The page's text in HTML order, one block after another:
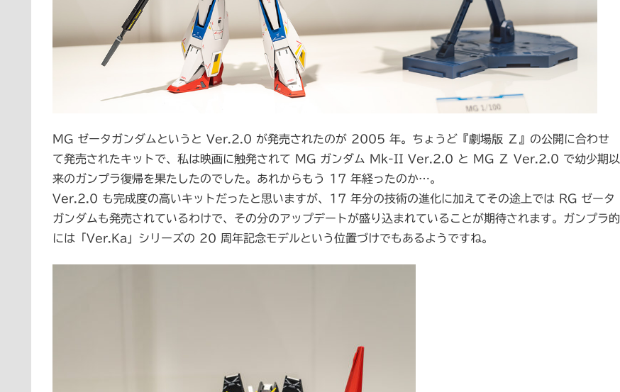
MG ゼータガンダムというと Ver.2.0 が発売されたのが 2005 年。ちょうど『劇場版 Ζ』の公開に合わせ
て発売されたキットで、私は映画に触発されて MG ガンダム Mk-II Ver.2.0 と MG Ζ Ver.2.0 で幼少期以
来のガンプラ復帰を果たしたのでした。あれからもう 17 年経ったのか…。
Ver.2.0 も完成度の高いキットだったと思いますが、17 年分の技術の進化に加えてその途上では RG ゼータ
ガンダムも発売されているわけで、その分のアップデートが盛り込まれていることが期待されます。ガンプラ的
には「Ver.Ka」シリーズの 20 周年記念モデルという位置づけでもあるようですね。